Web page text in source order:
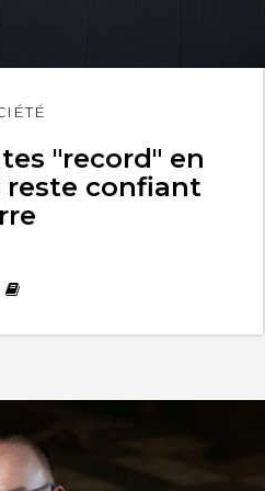
"record" en
reste confiant